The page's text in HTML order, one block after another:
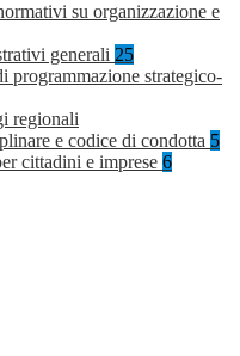
su organizzazione e
generali 25
programmazione strategico-
regionali
e codice di condotta 5
cittadini e imprese 6